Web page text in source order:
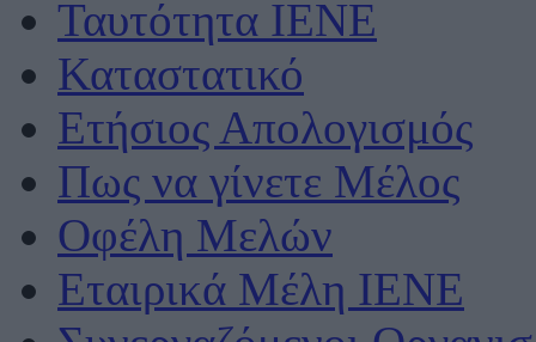
Ταυτότητα ΙΕΝΕ
Καταστατικό
Ετήσιος Απολογισμός
Πως να γίνετε Μέλος
Οφέλη Μελών
Εταιρικά Μέλη ΙΕΝΕ